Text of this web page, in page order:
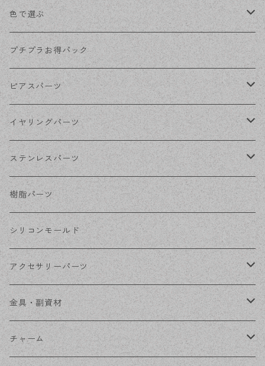
色で選ぶ
KCゴールド
ゴールド
シルバー
ホワイトシルバー
ステンレス・シルバー
ステンレス・ゴールド
プチプラお得パック
ピアスパーツ
ポストピアス
フックピアス
その他ピアス
イヤリングパーツ
ネジばねイヤリング
クリップイヤリング
ノンホールピアス
ステンレスパーツ
ステンレスピアス
ステンレスイヤリング
ステンレスチェーン
ステンレス金具
樹脂パーツ
シリコンモールド
アクセサリーパーツ
デザイン丸カン
フレーム
金具・副資材
丸カン
チャーム